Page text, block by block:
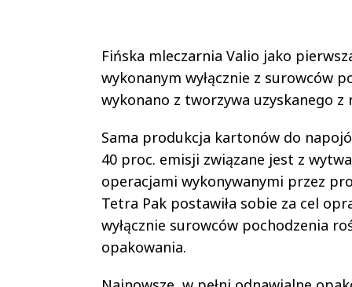
Fińska mleczarnia Valio jako
wykonanym wyłącznie z surowców
wykonano z tworzywa uzyskanego z
Sama produkcja kartonów do
40 proc. emisji związane jest z
operacjami wykonywanymi przez
Tetra Pak postawiła sobie za cel
wyłącznie surowców pochodzenia
opakowania.